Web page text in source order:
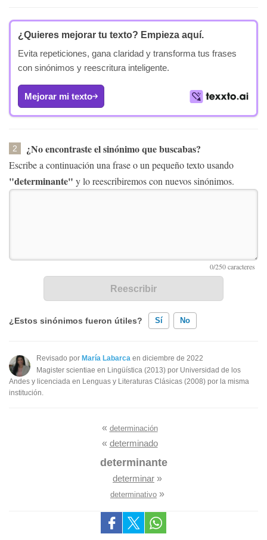
¿Quieres mejorar tu texto? Empieza aquí.
Evita repeticiones, gana claridad y transforma tus frases
con sinónimos y reescritura inteligente.
Mejorar mi texto
2 ¿No encontraste el sinónimo que buscabas?
Escribe a continuación una frase o un pequeño texto usando
"determinante" y lo reescribiremos con nuevos sinónimos.
¿Estos sinónimos fueron útiles? Sí No
Existen sinónimos incorrectos
Ninguno de los sinónimos presentados me ayudó
Revisado por María Labarca en diciembre de 2022
Magister scientiae en Lingüística (2013) por Universidad de los
Andes y licenciada en Lenguas y Literaturas Clásicas (2008) por la misma
institución.
« determinación
« determinado
determinante
determinar »
determinativo »